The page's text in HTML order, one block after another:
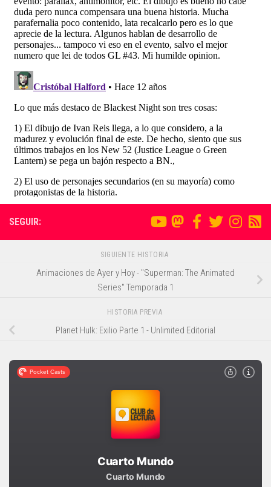
SEGUIR:
SIGUIENTE HISTORIA
Animaciones de Ayer y Hoy - "Superman: The Animated
Series" Temporada 1
HISTORIA PREVIA
Planet Hulk: Exilio Parte 1 - Unlimited Editorial